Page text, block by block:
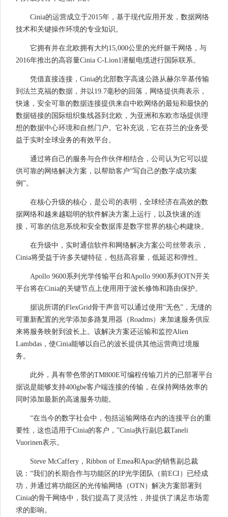
Cinia的运营成立于2015年，基于现代应用开发，数据网络
技术和关键操作环境的专业知识。
它拥有并在北欧拥有大约15,000公里的光纤躯干网络，与
2016年推出的高容量Cinia C-Lion1潜艇电缆进行国际联系。
凭借直接连接，Cinia的北部数字高速公路从赫尔辛基传输
到法兰克福的数据，并以19.7毫秒的回落，网络提供商表示，
快速，安全可靠的数据连接提供来自中欧网络的最短和最快的
数据链接的国际组织集线器到北欧，为亚洲和东欧市场提供理
想的数据中心环境和自然门户。它补充说，它在芬兰的业务受
益于实时全球业务的有效平台。
通过将自己的服务与合作伙伴相结合，公司认为它可以提
供可靠的网络解决方案，以帮助客户“写自己的数字成功案
例”。
在核心升级的核心，是公司的表明，全球经济在高效的数
据网络和越来越聪明的软件解决方案上运行，以及快速的连
接，可靠的信息系统和安全数据库是数字世界的核心构建块。
在升级中，实时通信软件和网络解决方案公司丝带表示，
Cinia将受益于许多关键特征，包括高容量，低延迟和弹性。
Apollo 9600系列光学传输平台和Apollo 9900系列OTN开关
平台将在Cinia的关键节点上使用用于波长修饰和路由保护。
据说所谓的FlexGrid骨干声音可以通过使用“无色”，无缝的
可重新配置的光学添加多路复用器（Roadms）来加速服务供应
来将服务映射到波长上。该解决方案还运输和监控Alien
Lambdas，使Cinia能够以自己的波长提供其他运营商过境服
务。
此外，具有带色带的TM800E可编程传输刀片的已部署平台
据说是能够支持400gbe客户端连接的传输，在保持网络效率的
同时添加最新的高速服务功能。
“在当今的数字社会中，包括运输网络在内的连接平台的重
要性，这也适用于Cinia的客户，”Cinia执行副总裁Taneli
Vuorinen表示。
Steve McCaffery，Ribbon of Emea和Apac的销售副总裁
说：“我们的长期合作与功能区的IP光学团队（前ECI）已经成
功，并通过将功能区的光传输网络（OTN）解决方案部署到
Cinia的骨干网络中，我们提高了灵活性，并提供了满足市场需
求的影响。